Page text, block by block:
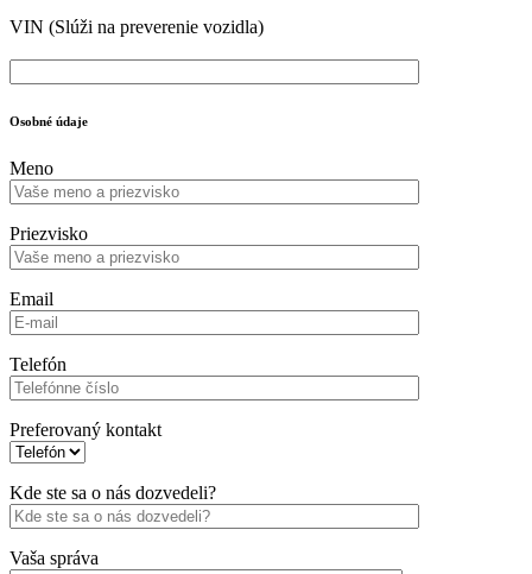
VIN (Slúži na preverenie vozidla)
Osobné údaje
Meno
Priezvisko
Email
Telefón
Preferovaný kontakt
Kde ste sa o nás dozvedeli?
Vaša správa